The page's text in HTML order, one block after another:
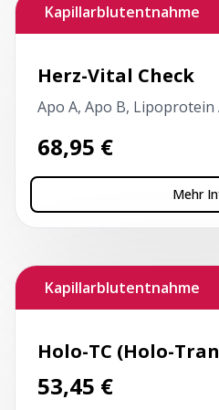
Kapillarblutentnahme
Herz-Vital Check
Apo A, Apo B, Lipoprotein
68,95 €
Mehr
Kapillarblutentnahme
Holo-TC (Holo-
53,45 €